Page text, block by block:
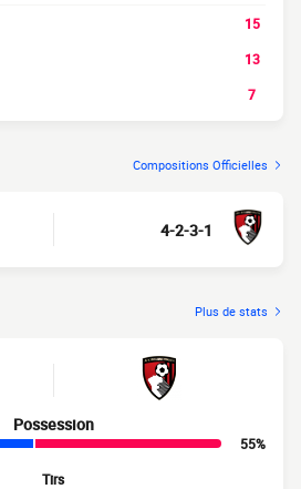
15
13
7
Compositions Officielles
4-2-3-1
Plus de stats
Possession
55%
Tirs